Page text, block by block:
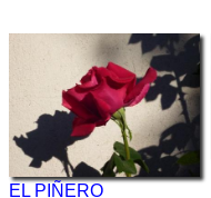
EL PIÑERO